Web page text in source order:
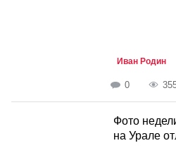
Иван Родин
0
Фото
на Урале